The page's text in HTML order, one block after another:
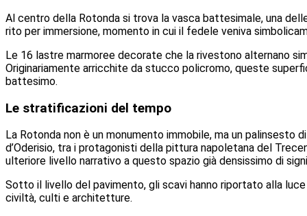
Al centro della Rotonda si trova la vasca battesimale, una
rito per immersione, momento in cui il fedele veniva
Le 16 lastre marmoree decorate che la rivestono alternano
Originariamente arricchite da stucco policromo, queste
battesimo.
Le stratificazioni del tempo
La Rotonda non è un monumento immobile, ma un
d’Oderisio, tra i protagonisti della pittura napoletana del
ulteriore livello narrativo a questo spazio già densissimo di
Sotto il livello del pavimento, gli scavi hanno riportato alla
civiltà, culti e architetture.